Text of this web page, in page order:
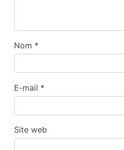
Nom *
E-mail *
Site web